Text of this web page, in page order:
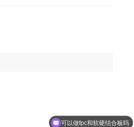
可以做fpc和软硬结合板吗